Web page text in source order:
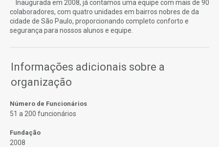
Inaugurada em 2008, já contamos uma equipe com mais de 90
colaboradores, com quatro unidades em bairros nobres de da
cidade de São Paulo, proporcionando completo conforto e
segurança para nossos alunos e equipe.
Informações adicionais sobre a
organização
Número de Funcionários
51 a 200 funcionários
Fundação
2008